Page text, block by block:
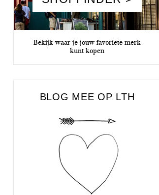
Bekijk waar je jouw favoriete merk
kunt kopen
BLOG MEE OP LTH